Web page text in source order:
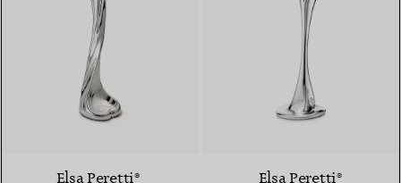
Elsa Peretti® Elsa Peretti®